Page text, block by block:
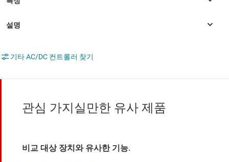
기타 AC/DC 컨트롤러 찾기
관심 가지실만한 유사 제품
비교 대상 장치와 유사한 기능.